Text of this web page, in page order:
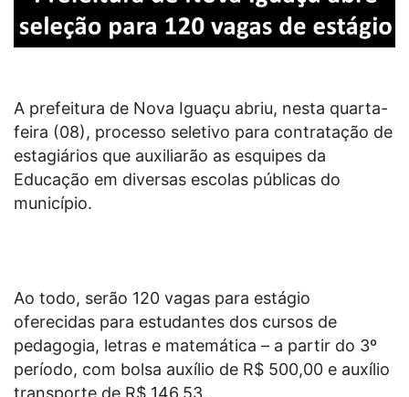
A prefeitura de Nova Iguaçu abriu, nesta quarta-
feira (08), processo seletivo para contratação de
estagiários que auxiliarão as esquipes da
Educação em diversas escolas públicas do
município.
Ao todo, serão 120 vagas para estágio
oferecidas para estudantes dos cursos de
pedagogia, letras e matemática – a partir do 3º
período, com bolsa auxílio de R$ 500,00 e auxílio